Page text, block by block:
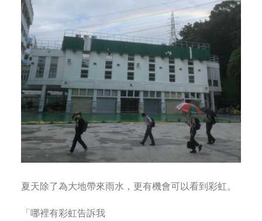
夏天除了為大地帶來雨水，更有機會可以看到彩虹。
「哪裡有彩虹告訴我